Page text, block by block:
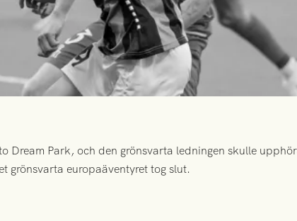
Dream Park, och den grönsvarta ledningen skulle
grönsvarta europaäventyret tog slut.